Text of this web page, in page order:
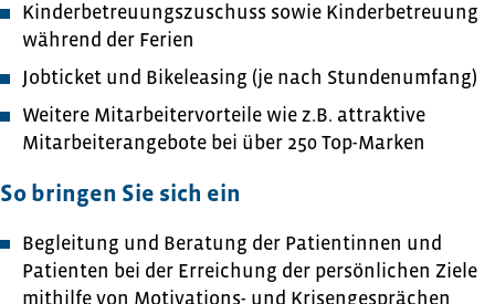
Kinderbetreuungszuschuss sowie Kinderbetreuung
während der Ferien
Jobticket und Bikeleasing (je nach Stundenumfang)
Weitere Mitarbeitervorteile wie z.B. attraktive
Mitarbeiterangebote bei über 250 Top-Marken
So bringen Sie sich ein
Begleitung und Beratung der Patientinnen und
Patienten bei der Erreichung der persönlichen Ziele
mithilfe von Motivations- und Krisengesprächen